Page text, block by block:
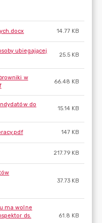
14.77 KB
ubiegającej
25.5 KB
w
66.48 KB
do
15.14 KB
147 KB
217.79 KB
37.73 KB
ma wolne
ds.
61.8 KB